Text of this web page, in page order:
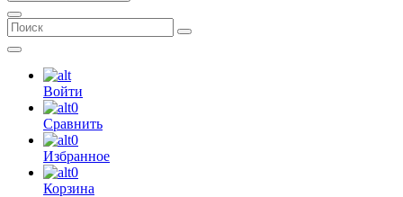
Войти
0
Сравнить
0
Избранное
0
Корзина